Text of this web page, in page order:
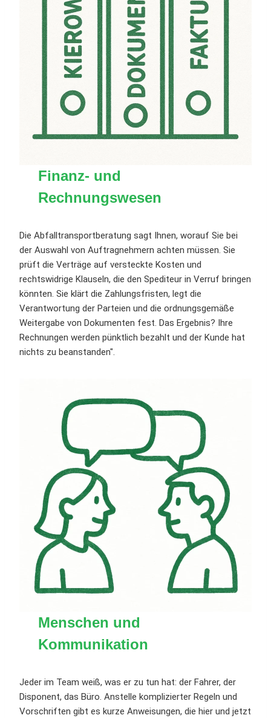
Finanz- und
Rechnungswesen
Die Abfalltransportberatung sagt Ihnen, worauf Sie bei
der Auswahl von Auftragnehmern achten müssen. Sie
prüft die Verträge auf versteckte Kosten und
rechtswidrige Klauseln, die den Spediteur in Verruf bringen
könnten. Sie klärt die Zahlungsfristen, legt die
Verantwortung der Parteien und die ordnungsgemäße
Weitergabe von Dokumenten fest. Das Ergebnis? Ihre
Rechnungen werden pünktlich bezahlt und der Kunde hat
nichts zu beanstanden".
Menschen und
Kommunikation
Jeder im Team weiß, was er zu tun hat: der Fahrer, der
Disponent, das Büro. Anstelle komplizierter Regeln und
Vorschriften gibt es kurze Anweisungen, die hier und jetzt